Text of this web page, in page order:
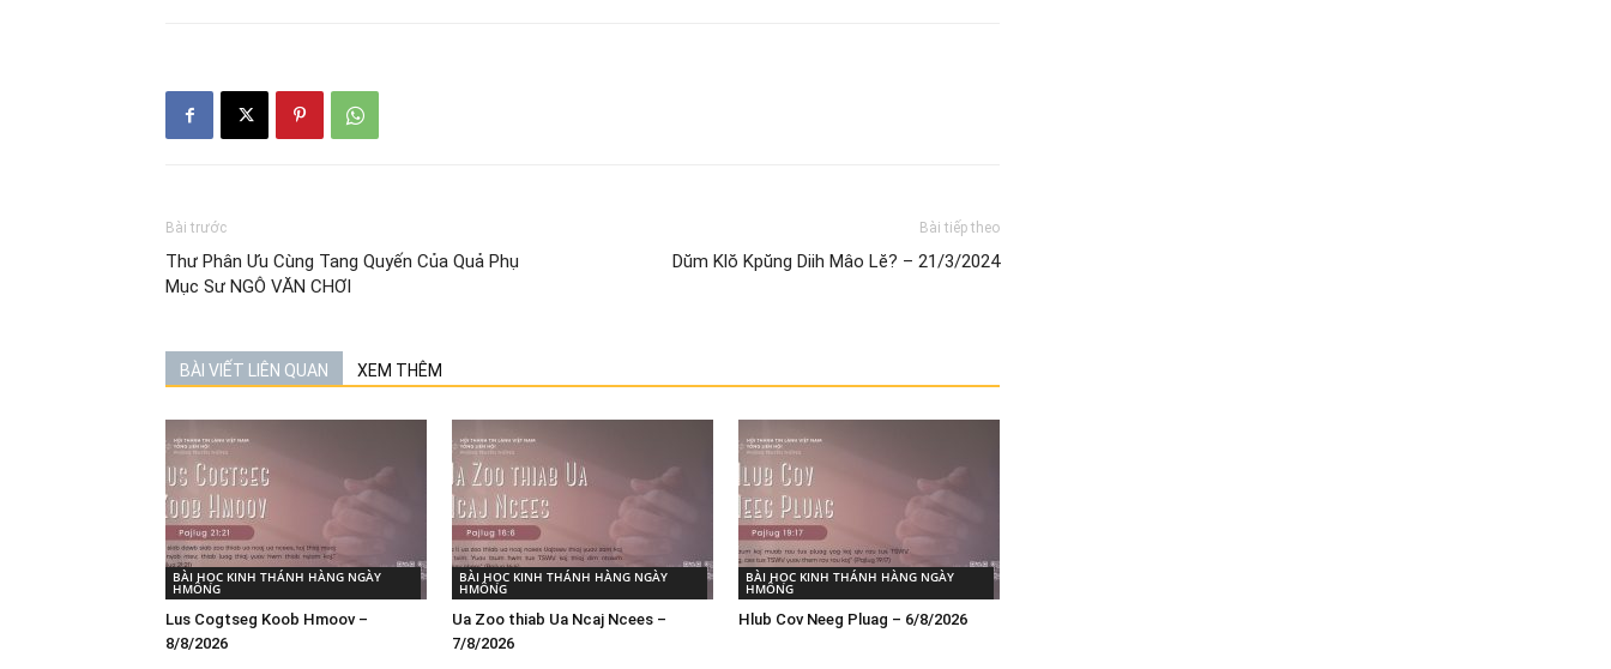
Bài trước
Thư Phân Ưu Cùng Tang Quyến Của Quả Phụ
Mục Sư NGÔ VĂN CHƠI
Bài tiếp theo
Dŭm Klŏ Kpŭng Diih Mâo Lĕ? – 21/3/2024
BÀI VIẾT LIÊN QUAN XEM THÊM
BÀI HỌC KINH THÁNH HÀNG NGÀY
HMÔNG
Lus Cogtseg Koob Hmoov –
8/8/2026
BÀI HỌC KINH THÁNH HÀNG NGÀY
HMÔNG
Ua Zoo thiab Ua Ncaj Ncees –
7/8/2026
BÀI HỌC KINH THÁNH HÀNG NGÀY
HMÔNG
Hlub Cov Neeg Pluag – 6/8/2026